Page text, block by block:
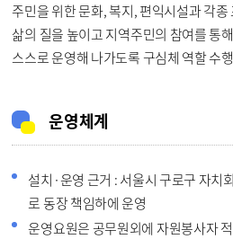
주민을 위한 문화, 복지, 편익시설과 각
삶의 질을 높이고 지역주민의 참여를 통
스스로 운영해 나가도록 구심체 역할 수행
운영체계
설치·운영 근거 : 서울시 구로구 자치
로 동장 책임하에 운영
운영요원은 공무원외에 자원봉사자